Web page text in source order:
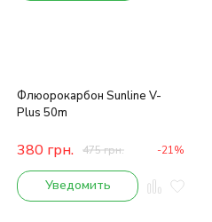
Флюорокарбон Sunline V-
Plus 50m
380 грн. 475грн. -21%
Уведомить